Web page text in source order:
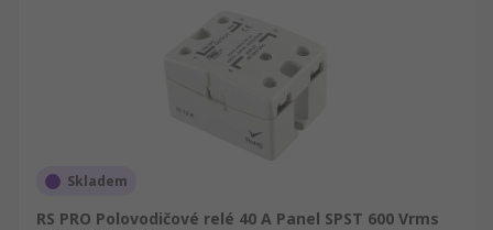
Skladem
RS PRO Polovodičové relé 40 A Panel SPST 600 Vrms